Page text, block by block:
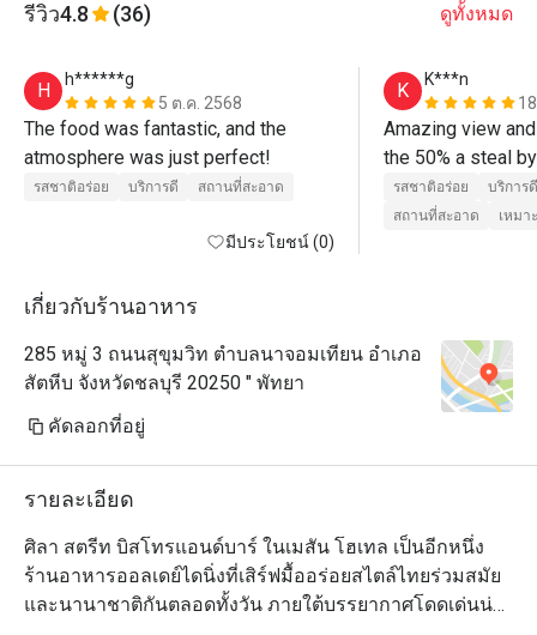
รีวิว4.8 (36) ดูทั้งหมด
H
h******g
5 ต.ค. 2568
The food was fantastic, and the
รสชาติอร่อย บริการดี สถานที่สะอาด
มีประโยชน์ (0)
K
K***n
Amazing view
the 50% a steal
Very high end
recommend the
รสชาติอร่อย
บริการดี
สถานที่สะอาด
เหมา
เกี่ยวกับร้านอาหาร
285 หมู่ 3 ถนนสุขุมวิท ตำบลนาจอมเทียน อำเภอ
สัตหีบ จังหวัดชลบุรี 20250 " พัทยา
คัดลอกที่อยู่
รายละเอียด
ศิลา สตรีท บิสโทรแอนด์บาร์ ในเมสัน โฮเทล เป็นอีกหนึ่ง
ร้านอาหารออลเดย์ไดนิ่งที่เสิร์ฟมื้ออร่อยสไตล์ไทยร่วมสมัย
และนานาชาติกันตลอดทั้งวัน ภายใต้บรรยากาศโดดเด่นน่า